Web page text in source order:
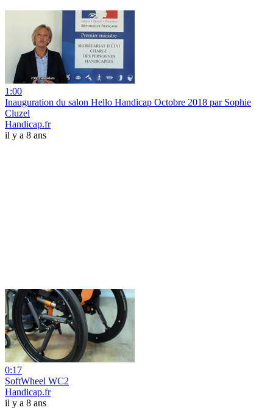
1:00
Inauguration du salon Hello Handicap Octobre 2018 par Sophie
Cluzel
Handicap.fr
il y a 8 ans
0:17
SoftWheel WC2
Handicap.fr
il y a 8 ans